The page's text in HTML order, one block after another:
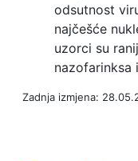
odsutnost
najčešće
uzorci su
nazofarinksa
Zadnja izmjena: